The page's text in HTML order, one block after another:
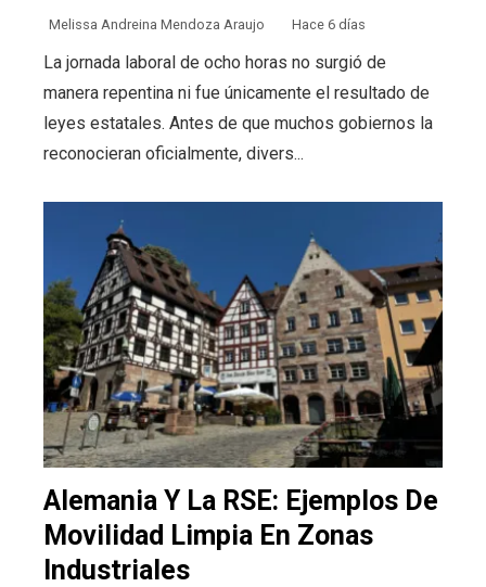
Melissa Andreina Mendoza Araujo Hace 6 días
La jornada laboral de ocho horas no surgió de
manera repentina ni fue únicamente el resultado de
leyes estatales. Antes de que muchos gobiernos la
reconocieran oficialmente, divers...
Alemania Y La RSE: Ejemplos De
Movilidad Limpia En Zonas
Industriales